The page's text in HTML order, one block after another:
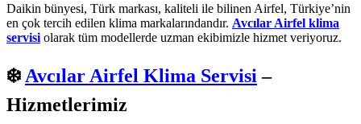
Daikin bünyesi, Türk markası, kaliteli ile bilinen Airfel, Türkiye’nin
en çok tercih edilen klima markalarındandır. Avcılar Airfel klima
servisi olarak tüm modellerde uzman ekibimizle hizmet veriyoruz.
❄️ Avcılar Airfel Klima Servisi –
Hizmetlerimiz